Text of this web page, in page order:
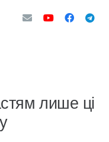
лише ці